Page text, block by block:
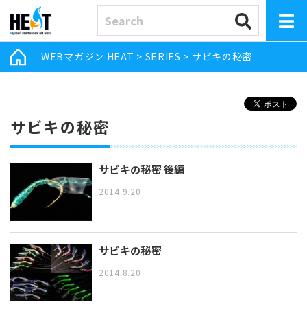
WEBマガジン HEAT > SERIES > サビキの秘密
サビキの秘密
サビキの秘密 後編
2014.9.20
サビキの秘密
2014.8.20